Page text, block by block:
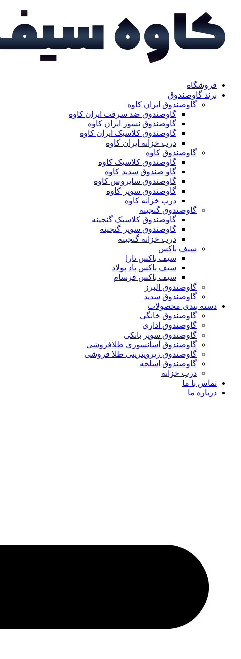
فروشگاه
برند گاوصندوق
گاوصندوق ایران کاوه
گاوصندوق ضد سرقت ایران کاوه
گاوصندوق نسوز ایران کاوه
گاوصندوق کلاسیک ایران کاوه
درب خزانه ایران کاوه
گاوصندوق کاوه
گاوصندوق کلاسیک کاوه
گاو صندوق سدید کاوه
گاوصندوق سایروس کاوه
گاوصندوق سوپر کاوه
درب خزانه کاوه
گاوصندوق گنجینه
گاوصندوق کلاسیک گنجینه
گاوصندوق سوپر گنجینه
درب خزانه گنجینه
سیف باکس
سیف باکس تارا
سیف باکس پاد پولاد
سیف باکس فرسام
گاوصندوق البرز
گاوصندوق سدید
دسته بندی محصولات
گاوصندوق خانگی
گاوصندوق اداری
گاوصندوق سوپر بانکی
گاوصندوق آسانسوری طلافروشی
گاوصندوق زیرویترینی طلا فروشی
گاوصندوق اسلحه
درب خزانه
تماس با ما
درباره ما